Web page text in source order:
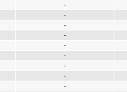
-
-
-
-
-
-
-
-
-